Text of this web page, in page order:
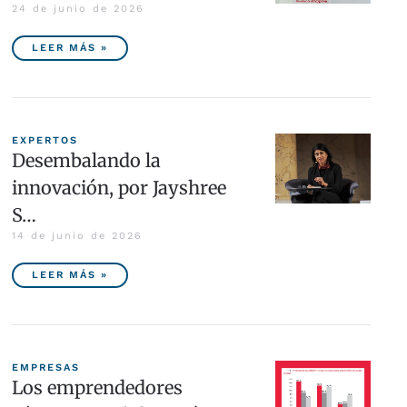
24 de junio de 2026
LEER MÁS »
EXPERTOS
Desembalando la
innovación, por Jayshree
S…
14 de junio de 2026
LEER MÁS »
EMPRESAS
Los emprendedores